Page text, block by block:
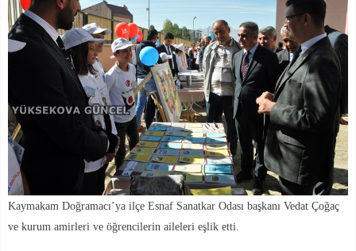
Kaymakam Doğramacı’ya ilçe Esnaf Sanatkar Odası başkanı Vedat Çoğaç
ve kurum amirleri ve öğrencilerin aileleri eşlik etti.